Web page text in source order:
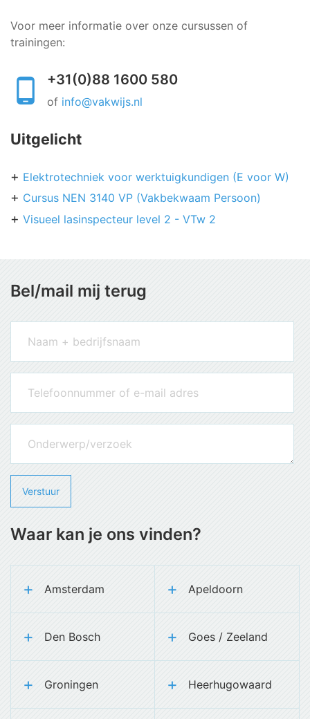
Voor meer informatie over onze cursussen of
trainingen:
+31(0)88 1600 580
of info@vakwijs.nl
Uitgelicht
Elektrotechniek voor werktuigkundigen (E voor W)
Cursus NEN 3140 VP (Vakbekwaam Persoon)
Visueel lasinspecteur level 2 - VTw 2
Bel/mail mij terug
Waar kan je ons vinden?
Amsterdam Apeldoorn
Den Bosch Goes / Zeeland
Groningen Heerhugowaard